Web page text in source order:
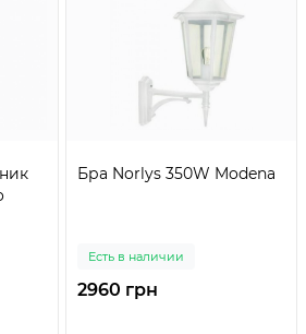
Бра Norlys 350W Modena
Есть в наличии
2960 грн